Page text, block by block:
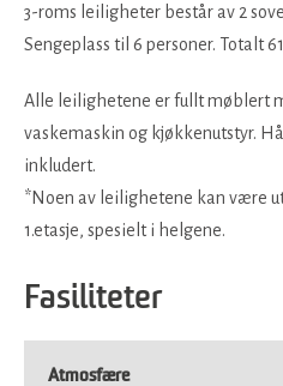
3-roms leiligheter består av 2
Sengeplass til 6 personer. Totalt
Alle leilighetene er fullt møblert
vaskemaskin og kjøkkenutstyr.
inkludert.
*Noen av leilighetene kan være
1.etasje, spesielt i helgene.
Fasiliteter
Atmosfære